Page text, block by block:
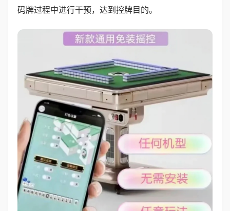
码牌过程中进行干预，达到控牌目的。